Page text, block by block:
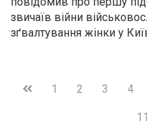
звичаїв війни
зґвалтування жінки у
1 2 3 4
11